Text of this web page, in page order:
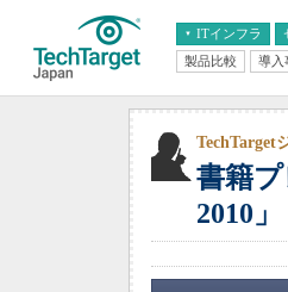
ITインフラ
エンタープライズAI
ERP
データ分析
情報系システム
製品比較 導入
書籍
2010」
TechTarget